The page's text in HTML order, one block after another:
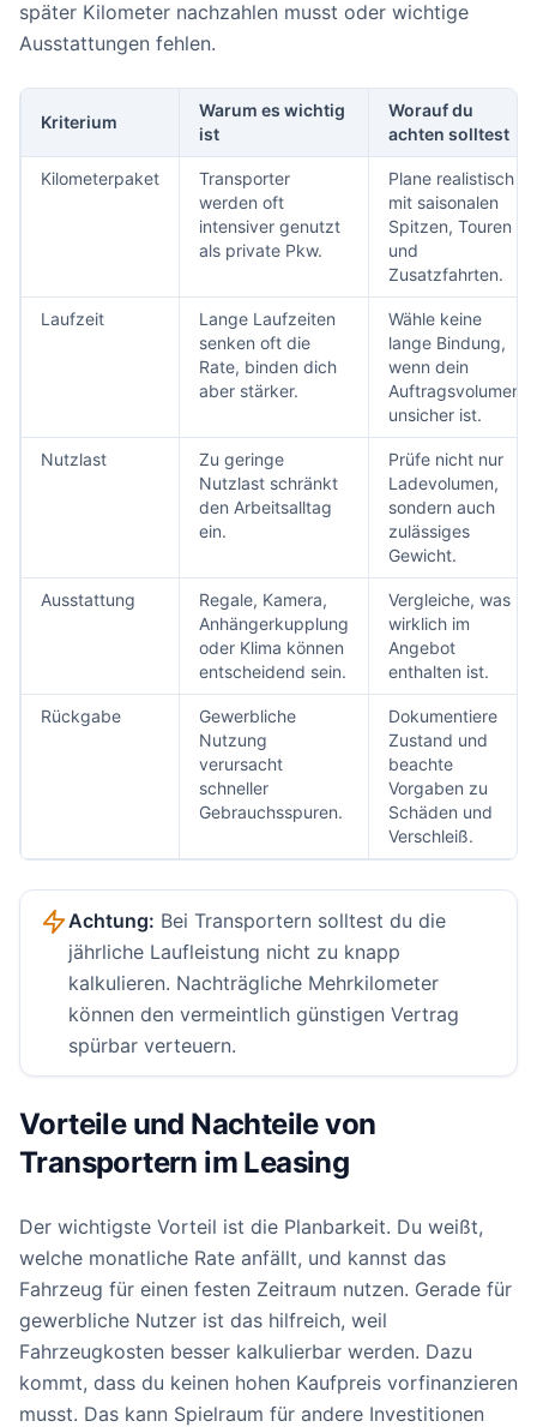
später Kilometer nachzahlen musst oder wichtige
Ausstattungen fehlen.
Kriterium
Warum es wichtig
ist
Worauf du
achten solltest
Kilometerpaket
Transporter
werden oft
intensiver genutzt
als private Pkw.
Plane realistisch
mit saisonalen
Spitzen, Touren
und
Zusatzfahrten.
Laufzeit
Lange Laufzeiten
senken oft die
Rate, binden dich
aber stärker.
Wähle keine
lange Bindung,
wenn dein
Auftragsvolumen
unsicher ist.
Nutzlast
Zu geringe
Nutzlast schränkt
den Arbeitsalltag
ein.
Prüfe nicht nur
Ladevolumen,
sondern auch
zulässiges
Gewicht.
Ausstattung
Regale, Kamera,
Anhängerkupplung
oder Klima können
entscheidend sein.
Vergleiche, was
wirklich im
Angebot
enthalten ist.
Rückgabe
Gewerbliche
Nutzung
verursacht
schneller
Gebrauchsspuren.
Dokumentiere
Zustand und
beachte
Vorgaben zu
Schäden und
Verschleiß.
Achtung: Bei Transportern solltest du die
jährliche Laufleistung nicht zu knapp
kalkulieren. Nachträgliche Mehrkilometer
können den vermeintlich günstigen Vertrag
spürbar verteuern.
Vorteile und Nachteile von
Transportern im Leasing
Der wichtigste Vorteil ist die Planbarkeit. Du weißt,
welche monatliche Rate anfällt, und kannst das
Fahrzeug für einen festen Zeitraum nutzen. Gerade für
gewerbliche Nutzer ist das hilfreich, weil
Fahrzeugkosten besser kalkulierbar werden. Dazu
kommt, dass du keinen hohen Kaufpreis vorfinanzieren
musst. Das kann Spielraum für andere Investitionen